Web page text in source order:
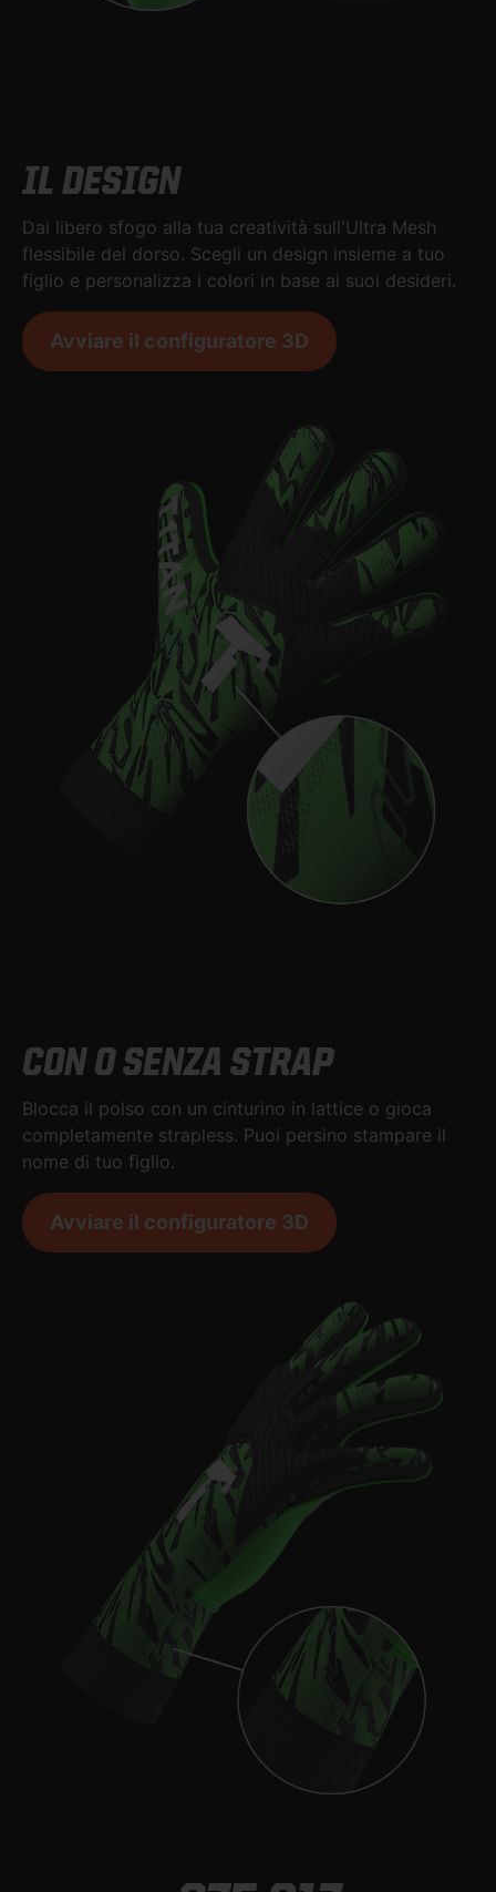
IL DESIGN
Dai libero sfogo alla tua creatività sull'Ultra Mesh
flessibile del dorso. Scegli un design insieme a tuo
figlio e personalizza i colori in base ai suoi desideri.
Avviare il configuratore 3D
CON O SENZA STRAP
Blocca il polso con un cinturino in lattice o gioca
completamente strapless. Puoi persino stampare il
nome di tuo figlio.
Avviare il configuratore 3D